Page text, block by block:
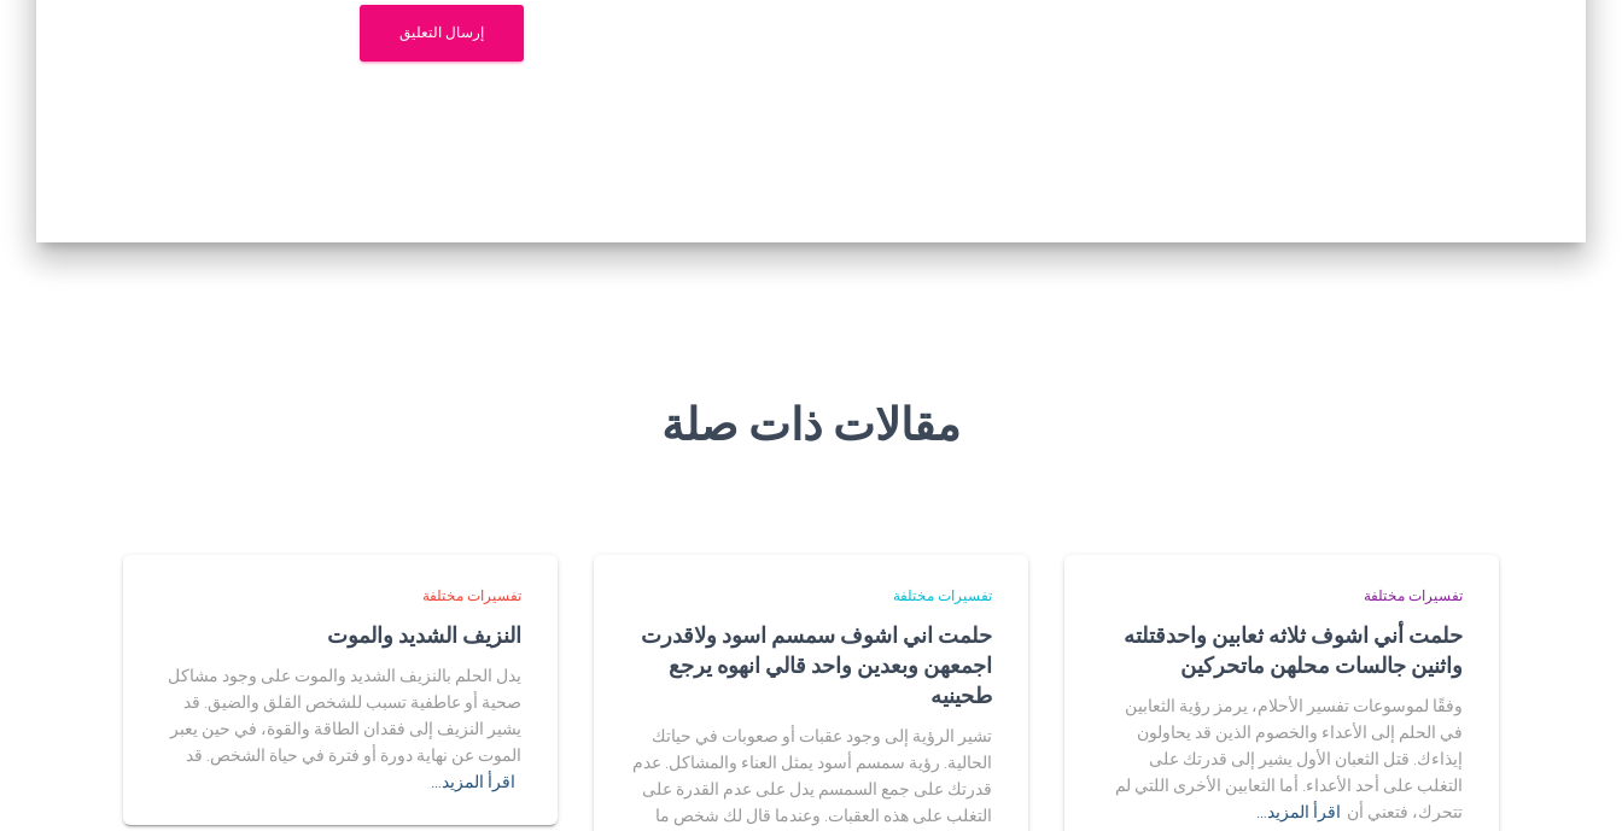
مقالات ذات صلة
تفسيرات مختلفة
حلمت أني اشوف ثلاثه ثعابين واحدقتلته
واثنين جالسات محلهن ماتحركين
وفقًا لموسوعات تفسير الأحلام، يرمز رؤية الثعابين
في الحلم إلى الأعداء والخصوم الذين قد يحاولون
إيذاءك. قتل الثعبان الأول يشير إلى قدرتك على
التغلب على أحد الأعداء. أما الثعابين الأخرى اللتي لم
تتحرك، فتعني أن اقرأ المزيد…
تفسيرات مختلفة
حلمت اني اشوف سمسم اسود ولاقدرت
اجمعهن وبعدين واحد قالي انهوه يرجع
طحينيه
تشير الرؤية إلى وجود عقبات أو صعوبات في حياتك
الحالية. رؤية سمسم أسود يمثل العناء والمشاكل. عدم
قدرتك على جمع السمسم يدل على عدم القدرة على
التغلب على هذه العقبات. وعندما قال لك شخص ما
تفسيرات مختلفة
النزيف الشديد والموت
يدل الحلم بالنزيف الشديد والموت على وجود مشاكل
صحية أو عاطفية تسبب للشخص القلق والضيق. قد
يشير النزيف إلى فقدان الطاقة والقوة، في حين يعبر
الموت عن نهاية دورة أو فترة في حياة الشخص. قد
اقرأ المزيد…